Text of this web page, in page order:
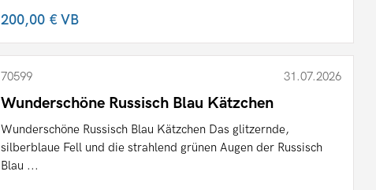
200,00 €VB
70599 31.07.2026
Wunderschöne Russisch Blau Kätzchen
Wunderschöne Russisch Blau Kätzchen Das glitzernde,
silberblaue Fell und die strahlend grünen Augen der Russisch
Blau ...